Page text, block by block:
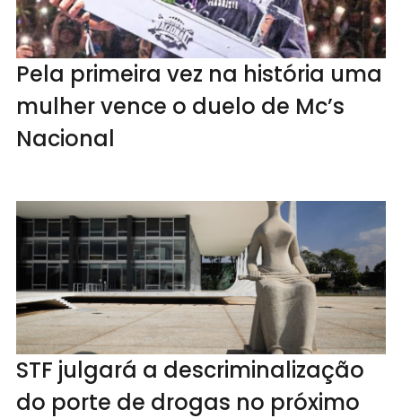
Pela primeira vez na história uma
mulher vence o duelo de Mc’s
Nacional
STF julgará a descriminalização
do porte de drogas no próximo